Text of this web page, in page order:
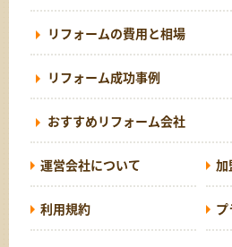
リフォームの費用と相場
リフォーム成功事例
おすすめリフォーム会社
運営会社について 加
利用規約